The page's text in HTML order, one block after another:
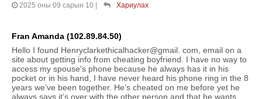
2025 оны 09 сарын 10 | Хариулах
Fran Amanda (102.89.84.50)
Hello I found Henryclarkethicalhacker@gmail. com, email on a
site about getting info from cheating boyfriend. I have no way to
access my spouse's phone because he always has it in his
pocket or in his hand, I have never heard his phone ring in the 8
years we’ve been together. He’s cheated on me before yet he
always says it’s over with the other person and that he wants